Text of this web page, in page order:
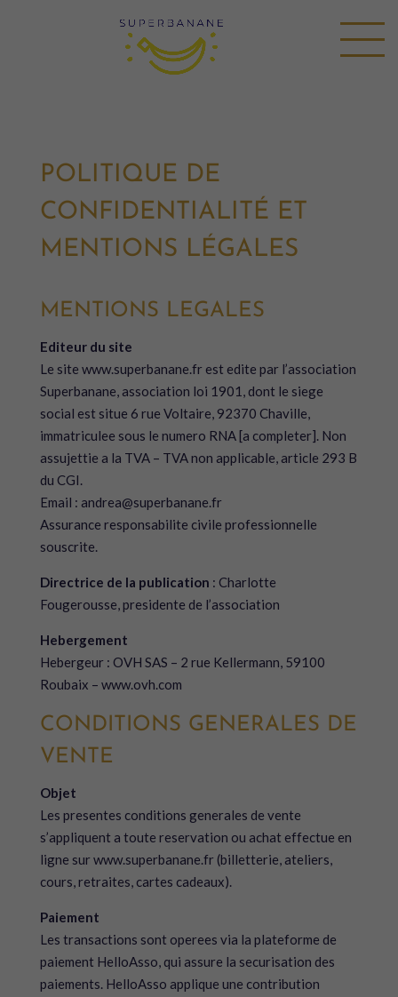
POLITIQUE DE
CONFIDENTIALITÉ ET
MENTIONS LÉGALES
MENTIONS LEGALES
Editeur du site
Le site www.superbanane.fr est edite par l’association
Superbanane, association loi 1901, dont le siege
social est situe 6 rue Voltaire, 92370 Chaville,
immatriculee sous le numero RNA [a completer]. Non
assujettie a la TVA – TVA non applicable, article 293 B
du CGI.
Email : andrea@superbanane.fr
Assurance responsabilite civile professionnelle
souscrite.
Directrice de la publication : Charlotte
Fougerousse, presidente de l’association
Hebergement
Hebergeur : OVH SAS – 2 rue Kellermann, 59100
Roubaix – www.ovh.com
CONDITIONS GENERALES DE
VENTE
Objet
Les presentes conditions generales de vente
s’appliquent a toute reservation ou achat effectue en
ligne sur www.superbanane.fr (billetterie, ateliers,
cours, retraites, cartes cadeaux).
Paiement
Les transactions sont operees via la plateforme de
paiement HelloAsso, qui assure la securisation des
paiements. HelloAsso applique une contribution